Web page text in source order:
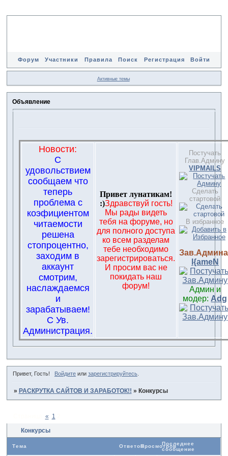
Форум Участники Правила Поиск Регистрация Войти
Активные темы
Объявление
Новости:
С
удовольствием
сообщаем что
теперь
проблема с
коэфициентом
читаемости
решена
стопроцентно,
заходим в
аккаунт
смотрим,
наслаждаемся
и
зарабатываем!
С Ув.
Администрация.
Привет лунатикам!
:)Здравствуй гость!
Мы рады видеть
тебя на форуме, но
для полного доступа
ко всем разделам
тебе необходимо
зарегистрироваться.
И просим вас не
покидать наш
форум!
Постучать
Глав.Админу
VIPMAILS
Сделать
стартовой
В избранное
l{ameN
Админ и
модер: Adg
Привет, Гость! Войдитеили зарегистрируйтесь.
» РАСКРУТКА САЙТОВ И ЗАРАБОТОК!! » Конкурсы
Конкурсы
« 1
Тема ОтветовПросмотровПоследнее
сообщение